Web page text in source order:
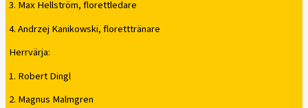
3. Max Hellström, florettledare
4. Andrzej Kanikowski, floretttränare
Herrvärja:
1. Robert Dingl
2. Magnus Malmgren